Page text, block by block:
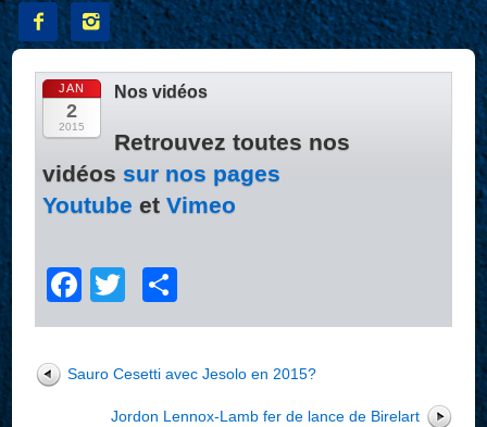
 
JAN
2
2015
Nos vidéos
Retrouvez toutes nos
vidéos sur nos pages
Youtube etVimeo
Facebook
Twitter
Sauro Cesetti avec Jesolo en 2015?
Jordon Lennox-Lamb fer de lance de Birelart